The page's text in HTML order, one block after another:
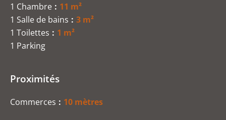
1 Chambre
11 m²
1 Salle de bains
3 m²
1 Toilettes
1 m²
1 Parking
Proximités
Commerces 10 mètres